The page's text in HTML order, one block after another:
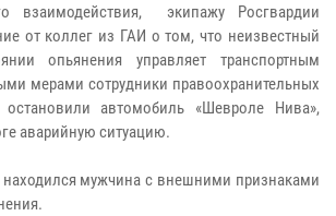
взаимодействия, экипажу Росгвардии
от коллег из ГАИ о том, что неизвестный
опьянения управляет транспортным
мерами сотрудники правоохранительных
автомобиль «Шевроле Нива»,
аварийную ситуацию.
мужчина с внешними признаками